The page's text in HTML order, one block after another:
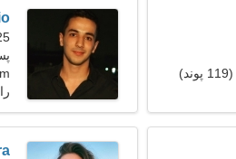
25 سال,